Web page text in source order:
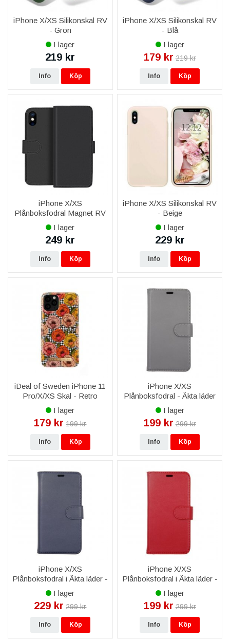
iPhone X/XS Silikonskal RV
- Grön
I lager
219 kr
Info Köp
iPhone X/XS Silikonskal RV
- Blå
I lager
179 kr 219 kr
Info Köp
iPhone X/XS
Plånboksfodral Magnet RV
- Svart
I lager
249 kr
Info Köp
iPhone X/XS Silikonskal RV
- Beige
I lager
229 kr
Info Köp
iDeal of Sweden iPhone 11
Pro/X/XS Skal - Retro
Bloom
I lager
179 kr 199 kr
Info Köp
iPhone X/XS
Plånboksfodral - Äkta läder
- Grå
I lager
199 kr 299 kr
Info Köp
iPhone X/XS
Plånboksfodral i Äkta läder -
Blå
I lager
229 kr 299 kr
Info Köp
iPhone X/XS
Plånboksfodral i Äkta läder -
Röd
I lager
199 kr 299 kr
Info Köp